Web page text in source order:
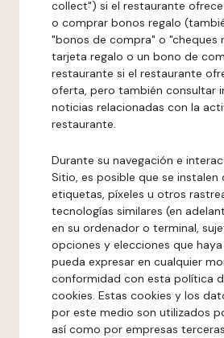
collect") si el restaurante
o comprar bonos regalo
"bonos de compra" o "cheques
tarjeta regalo o un bono de
restaurante si el restaurante
oferta, pero también consultar
noticias relacionadas con la
restaurante.
Durante su navegación e
Sitio, es posible que se instalen
etiquetas, píxeles u otros
tecnologías similares (en
en su ordenador o terminal,
opciones y elecciones que
pueda expresar en cualquier
conformidad con esta política
cookies. Estas cookies y los
por este medio son utilizados
así como por empresas